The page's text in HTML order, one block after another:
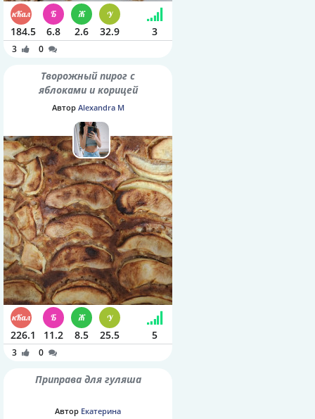
184.5 6.8 2.6 32.9 3
3 0
Творожный пирог с
яблоками и корицей
Автор Alexandra M
226.1 11.2 8.5 25.5 5
3 0
Приправа для гуляша
Автор Екатерина